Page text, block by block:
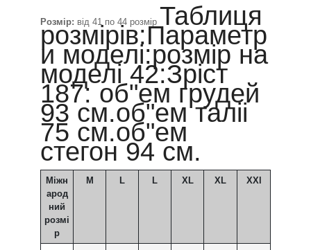
Розмір: від 41 по 44 розмір Таблиця
розмірів:Параметр
и моделі:розмір на
моделі 42:Зріст
187: об"ем грудей
93 см.об"ем таліі
75 см.об"ем
стегон 94 см.
Міжн
арод
ний
розмі
р
M L L XL XL XXl